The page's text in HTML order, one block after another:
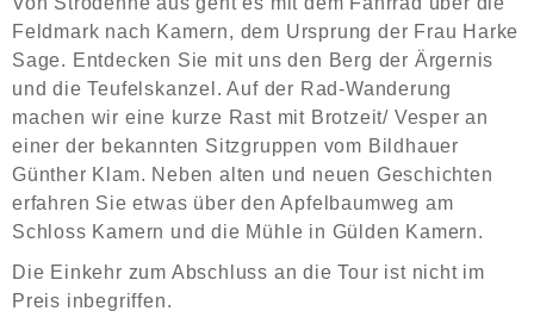
Feldmark nach Kamern, dem Ursprung der Frau Harke
Sage. Entdecken Sie mit uns den Berg der Ärgernis
und die Teufelskanzel. Auf der Rad-Wanderung
machen wir eine kurze Rast mit Brotzeit/ Vesper an
einer der bekannten Sitzgruppen vom Bildhauer
Günther Klam. Neben alten und neuen Geschichten
erfahren Sie etwas über den Apfelbaumweg am
Schloss Kamern und die Mühle in Gülden Kamern.
Die Einkehr zum Abschluss an die Tour ist nicht im
Preis inbegriffen.